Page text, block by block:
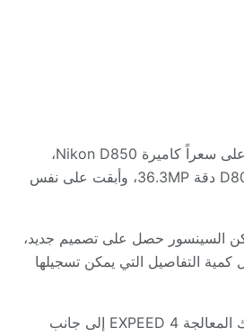
سعراً كاميرة
،
دقة
، وأبقت على نفس
السينسور حصل على تصميم جديد،
التفاصيل التي يمكن تسجيلها
إلى جانب